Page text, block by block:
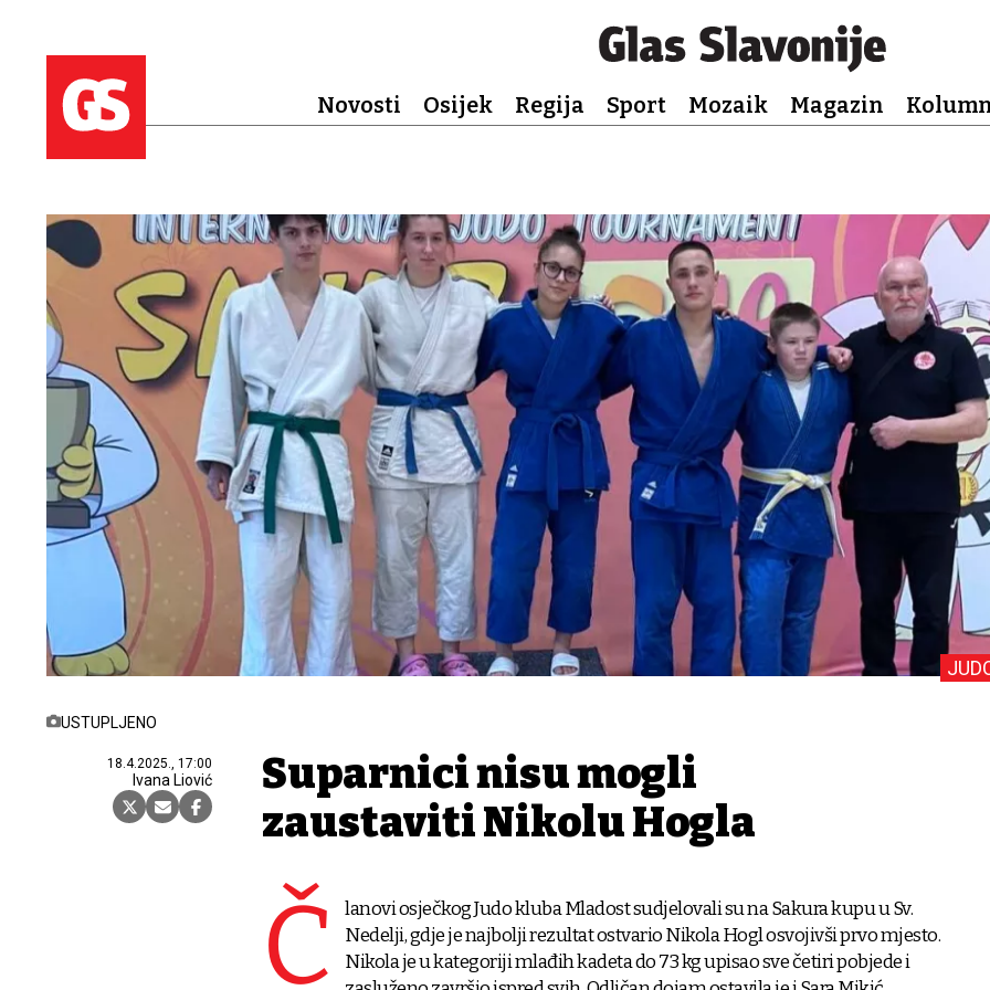
Novosti Osijek Regija Sport Mozaik Magazin
USTUPLJENO
18.4.2025., 17:00
Ivana Liović
Suparnici nisu mogli
zaustaviti Nikolu Hogla
Č
lanovi osječkog Judo kluba Mladost sudjelovali su na Sakura kupu u Sv.
Nedelji, gdje je najbolji rezultat ostvario Nikola Hogl osvojivši prvo mjesto.
Nikola je u kategoriji mlađih kadeta do 73 kg upisao sve četiri pobjede i